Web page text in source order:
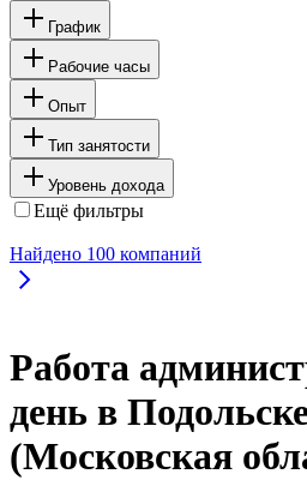
График
Рабочие часы
Опыт
Тип занятости
Уровень дохода
Ещё фильтры
Найдено 100 компаний
Работа
день в
(Московская